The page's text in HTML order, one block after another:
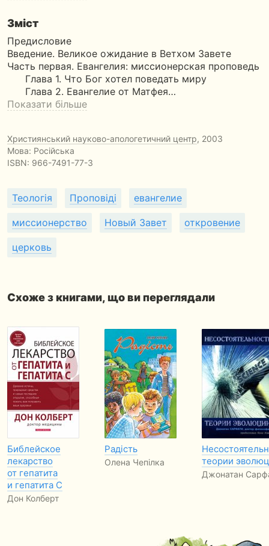
Зміст
Предисловие
Введение. Великое ожидание в Ветхом Завете
Часть первая. Евангелия: миссионерская проповедь
Глава 1. Что Бог хотел поведать миру
Глава 2. Евангелие от Матфея…
Показати більше
Християнський науково-апологетичний центр, 2003
Мова: Російська
ISBN: 966-7491-77-3
Теологія Проповіді евангелие
миссионерство Новый Завет откровение
церковь
Схоже з книгами, що ви переглядали
Библейское
лекарство
от гепатита
и гепатита С
Дон Колберт
Радість
Олена Чепілка
теории
Джонатан